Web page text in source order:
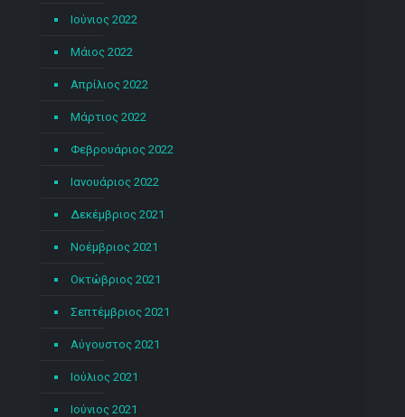
Ιούνιος 2022
Μάιος 2022
Απρίλιος 2022
Μάρτιος 2022
Φεβρουάριος 2022
Ιανουάριος 2022
Δεκέμβριος 2021
Νοέμβριος 2021
Οκτώβριος 2021
Σεπτέμβριος 2021
Αύγουστος 2021
Ιούλιος 2021
Ιούνιος 2021